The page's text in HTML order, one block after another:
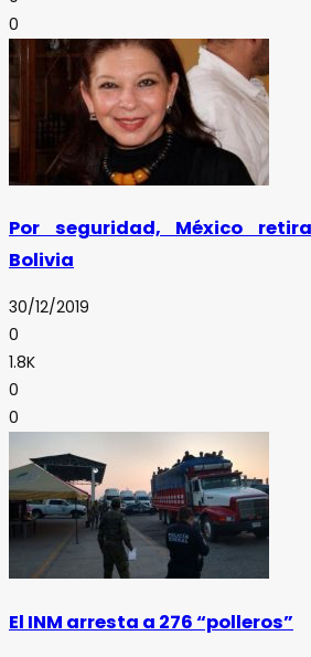
0
Por seguridad, México
Bolivia
30/12/2019
0
1.8K
0
0
El INM arresta a 276 “polleros”